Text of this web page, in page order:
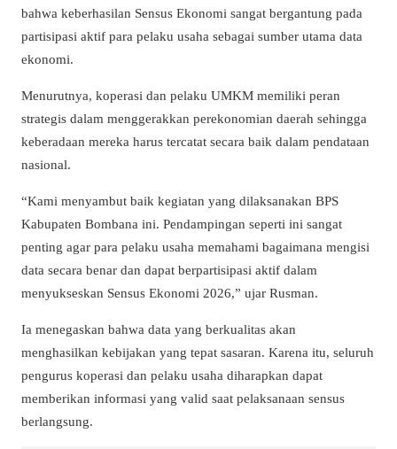
bahwa keberhasilan Sensus Ekonomi sangat bergantung pada
partisipasi aktif para pelaku usaha sebagai sumber utama data
ekonomi.
Menurutnya, koperasi dan pelaku UMKM memiliki peran
strategis dalam menggerakkan perekonomian daerah sehingga
keberadaan mereka harus tercatat secara baik dalam pendataan
nasional.
“Kami menyambut baik kegiatan yang dilaksanakan BPS
Kabupaten Bombana ini. Pendampingan seperti ini sangat
penting agar para pelaku usaha memahami bagaimana mengisi
data secara benar dan dapat berpartisipasi aktif dalam
menyukseskan Sensus Ekonomi 2026,” ujar Rusman.
Ia menegaskan bahwa data yang berkualitas akan
menghasilkan kebijakan yang tepat sasaran. Karena itu, seluruh
pengurus koperasi dan pelaku usaha diharapkan dapat
memberikan informasi yang valid saat pelaksanaan sensus
berlangsung.